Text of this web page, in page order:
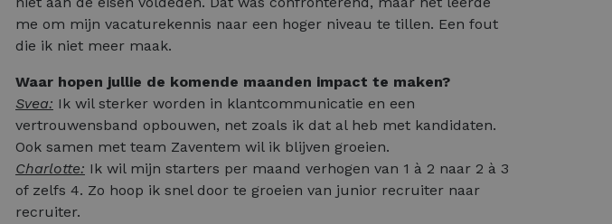
me om mijn vacaturekennis naar een hoger niveau te tillen. Een fout
die ik niet meer maak.
Waar hopen jullie de komende maanden impact te maken?
Svea: Ik wil sterker worden in klantcommunicatie en een
vertrouwensband opbouwen, net zoals ik dat al heb met kandidaten.
Ook samen met team Zaventem wil ik blijven groeien.
Charlotte: Ik wil mijn starters per maand verhogen van 1 à 2 naar 2 à 3
of zelfs 4. Zo hoop ik snel door te groeien van junior recruiter naar
recruiter.